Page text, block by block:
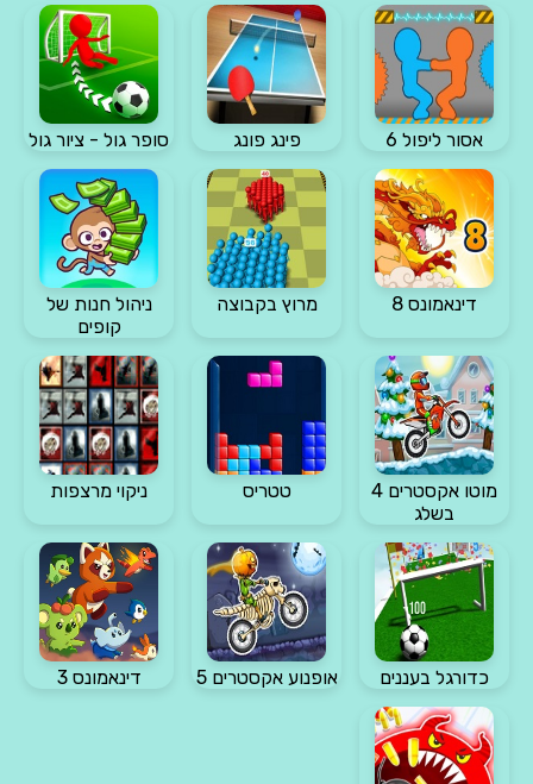
אסור ליפול 6 פינג פונג סופר גול - ציור גול
דינאמונס 8 מרוץ בקבוצה
ניהול חנות של
קופים
מוטו אקסטרים 4
בשלג
טטריס ניקוי מרצפות
כדורגל בעננים אופנוע אקסטרים 5 דינאמונס 3